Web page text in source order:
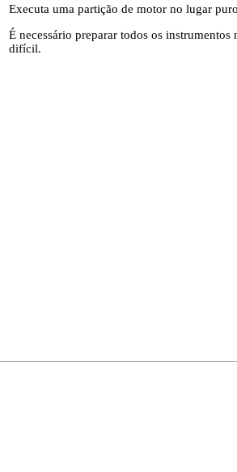
Executa uma partição de motor no lugar
É necessário preparar todos os
difícil.